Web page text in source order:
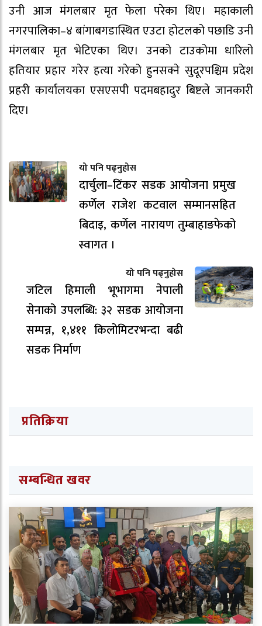
उनी आज मंगलबार मृत फेला परेका थिए। महाकाली
नगरपालिका–४ बांगाबगडास्थित एउटा होटलको पछाडि उनी
मंगलबार मृत भेटिएका थिए। उनको टाउकोमा धारिलो
हतियार प्रहार गरेर हत्या गरेको हुनसक्ने सुदूरपश्चिम प्रदेश
प्रहरी कार्यालयका एसएसपी पदमबहादुर बिष्टले जानकारी
दिए।
यो पनि पढ्नुहोस
दार्चुला–टिंकर सडक आयोजना प्रमुख
कर्णेल राजेश कटवाल सम्मानसहित
बिदाइ, कर्णेल नारायण तुम्बाहाङफेको
स्वागत ।
यो पनि पढ्नुहोस
जटिल हिमाली भूभागमा नेपाली
सेनाको उपलब्धि: ३२ सडक आयोजना
सम्पन्न, १,४११ किलोमिटरभन्दा बढी
सडक निर्माण
प्रतिक्रिया
सम्बन्धित खवर